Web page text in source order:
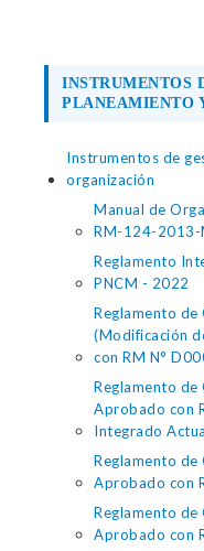
INSTRUMENTOS
PLANEAMIENTO
Instrumentos de
organización
Manual de
RM-124-2013-
Reglamento
PNCM - 2022
Reglamento de
(Modificación
con RM N°
Reglamento de
Aprobado con
Integrado
Reglamento de
Aprobado con
Reglamento de
Aprobado con